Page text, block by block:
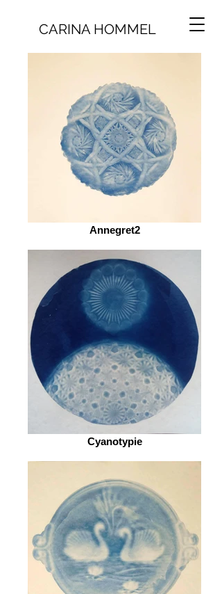
CARINA HOMMEL
Annegret2
Cyanotypie